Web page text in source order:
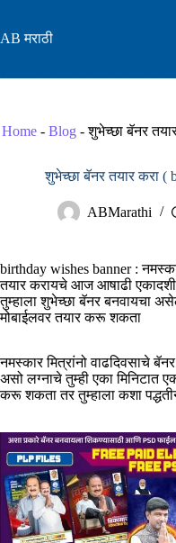
content
AB मराठी
Home- Blog-शुभेच्छा बॅनर
शुभेच्छा बॅनर तयार करा (
ABMarathi
birthday wishes banner :
तयार करायचे आज आषाढी एकादशी
तुम्हाला शुभेच्छा बॅनर बनवायचा
मोबाईलवर तयार करू शकता
नमस्कार मित्रांनो वाढदिवसाचे
असो लग्नाचे तुम्ही एका मिनिटात
करू शकता तर तुम्हाला कशा